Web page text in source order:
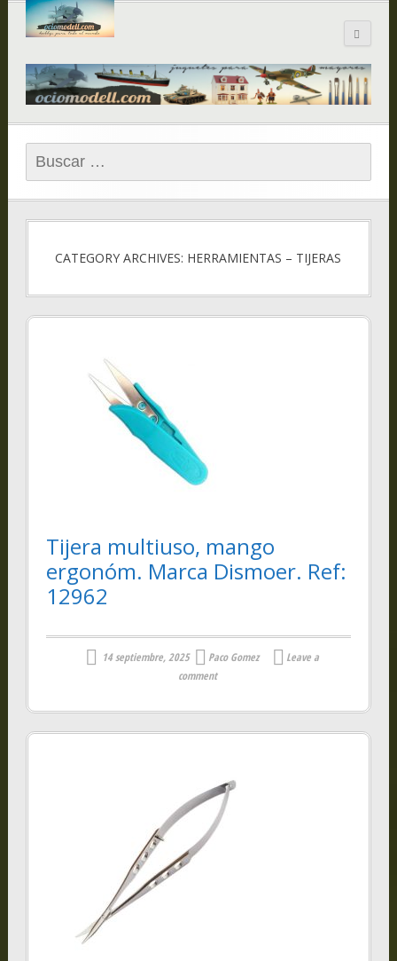
ociomodell.com
Buscar:
CATEGORY ARCHIVES: HERRAMIENTAS – TIJERAS
Tijera multiuso, mango
ergonóm. Marca Dismoer. Ref:
12962
14 septiembre, 2025 Paco Gomez
Leave a
comment